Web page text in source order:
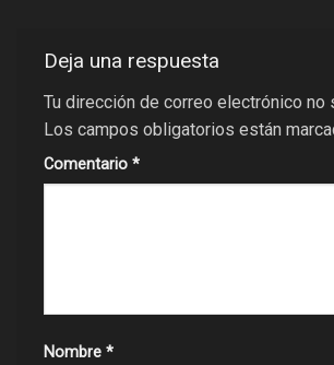
Deja una respuesta
Tu dirección de correo electrónico no
Los campos obligatorios están
Comentario *
Nombre *